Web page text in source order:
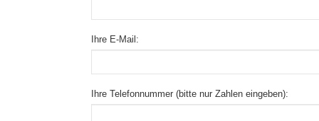
Ihre E-Mail:
Ihre Telefonnummer (bitte nur Zahlen eingeben):